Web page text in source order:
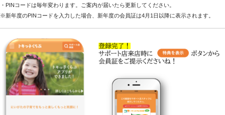
・PINコードは毎年変わります。ご案内が届いたら更新してください。
※新年度のPINコードを入力した場合、新年度の会員証は4月1日以降に表示されます。